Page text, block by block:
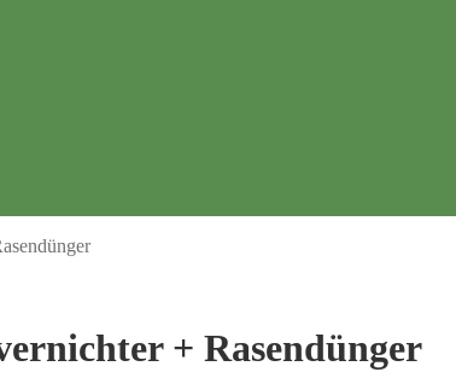
+ Rasendünger